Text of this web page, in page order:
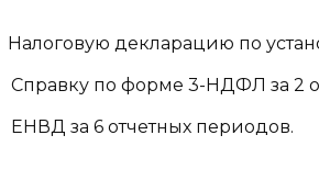
Налоговую декларацию по
Справку по форме 3-НДФЛ за 2
ЕНВД за 6 отчетных периодов.